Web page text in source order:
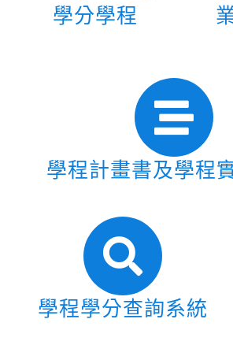
學分學程
學程計畫書及學程
學程學分查詢系統